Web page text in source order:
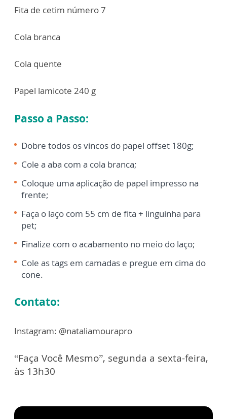
Fita de cetim número 7
Cola branca
Cola quente
Papel lamicote 240 g
Passo a Passo:
Dobre todos os vincos do papel offset 180g;
Cole a aba com a cola branca;
Coloque uma aplicação de papel impresso na
frente;
Faça o laço com 55 cm de fita + linguinha para
pet;
Finalize com o acabamento no meio do laço;
Cole as tags em camadas e pregue em cima do
cone.
Contato:
Instagram: @nataliamourapro
“Faça Você Mesmo”, segunda a sexta-feira,
às 13h30